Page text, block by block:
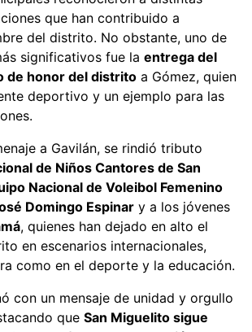
que han contribuido a
del distrito. No obstante, uno de
significativos fue la entrega del
de honor del distrito a Gómez, quien
deportivo y un ejemplo para las
a Gavilán, se rindió tributo
de Niños Cantores de San
Nacional de Voleibol Femenino
Domingo Espinar y a los jóvenes
, quienes han dejado en alto el
en escenarios internacionales,
como en el deporte y la educación.
con un mensaje de unidad y orgullo
que San Miguelito sigue